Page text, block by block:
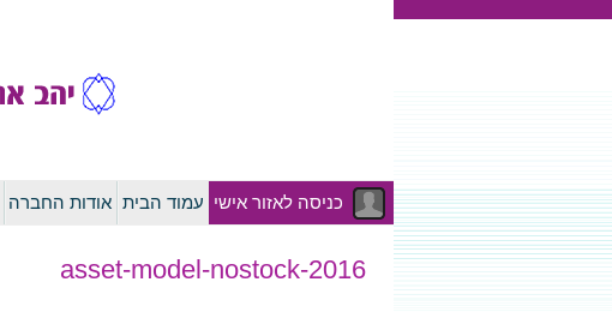
כניסה לאזור אישי עמוד הבית אודות החברה
2016-asset-model-nostock